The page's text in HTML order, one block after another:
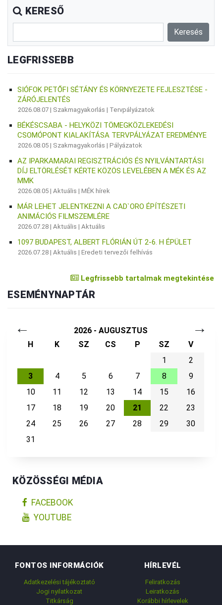
KERESŐ
LEGFRISSEBB
SIÓFOK PETŐFI SÉTÁNY ÉS KÖRNYEZETE FEJLESZTÉSE -
ZÁRÓJELENTÉS
2026.08.07 | Szakmagyakorlás | Tervpályázatok
BÉKÉSCSABA - HELYKÖZI TÖMEGKÖZLEKEDÉSI
CSOMÓPONT KIALAKÍTÁSA TERVPÁLYÁZAT EREDMÉNYE
2026.08.05 | Szakmagyakorlás | Pályázatok
AZ IPARKAMARAI REGISZTRÁCIÓS ÉS NYILVÁNTARTÁSI
DÍJ ELTÖRLÉSÉT KÉRTE KÖZÖS LEVELÉBEN A MÉK ÉS AZ
MMK
2026.08.05 | Aktuális | MÉK hírek
MÁR LEHET JELENTKEZNI A CAD`ORO ÉPÍTÉSZETI
ANIMÁCIÓS FILMSZEMLÉRE
2026.07.28 | Aktuális | Aktuális
1097 BUDAPEST, ALBERT FLÓRIÁN ÚT 2-6. H ÉPÜLET
2026.07.28 | Aktuális | Eredeti tervezői felhívás
Legfrissebb tartalmak megtekintése
ESEMÉNYNAPTÁR
← 2026 - AUGUSZTUS →
H K SZ CS P SZ
V
1
2
3
4 5 6 7 8
9
10
11 12 13 14 15
16
17
18 19 20 21 22
23
24
25 26 27 28 29
30
31
KÖZÖSSÉGI MÉDIA
FACEBOOK
YOUTUBE
FONTOS INFORMÁCIÓK
Adatkezelési tájékoztató
Jogi nyilatkozat
Titkárság
HÍRLEVÉL
Feliratkozás
Leiratkozás
Korábbi hírlevelek